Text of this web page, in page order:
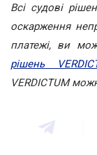
Всі судові
оскарження
платежі, ви
рішень
VERDICTUM